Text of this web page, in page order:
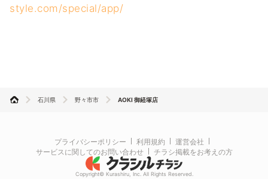
style.com/special/app/
石川県 野々市市 AOKI 御経塚店
プライバシーポリシー 利用規約
運営会社
サービスに関してのお問い合わせ
チラシ掲載をお考えの方
Copyright© Kurashiru, Inc. All Rights Reserved.